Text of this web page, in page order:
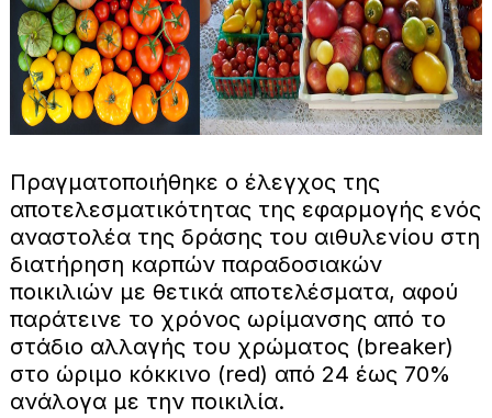
Πραγματοποιήθηκε ο έλεγχος της
αποτελεσματικότητας της εφαρμογής ενός
αναστολέα της δράσης του αιθυλενίου στη
διατήρηση καρπών παραδοσιακών
ποικιλιών με θετικά αποτελέσματα, αφού
παράτεινε το χρόνος ωρίμανσης από το
στάδιο αλλαγής του χρώματος (breaker)
στο ώριμο κόκκινο (red) από 24 έως 70%
ανάλογα με την ποικιλία.